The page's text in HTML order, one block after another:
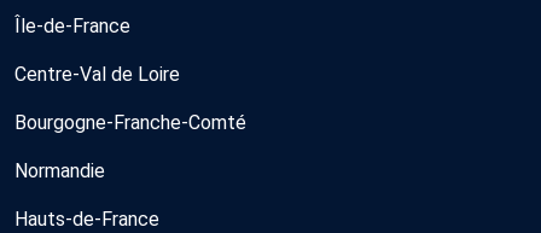
Île-de-France
Centre-Val de Loire
Bourgogne-Franche-Comté
Normandie
Hauts-de-France